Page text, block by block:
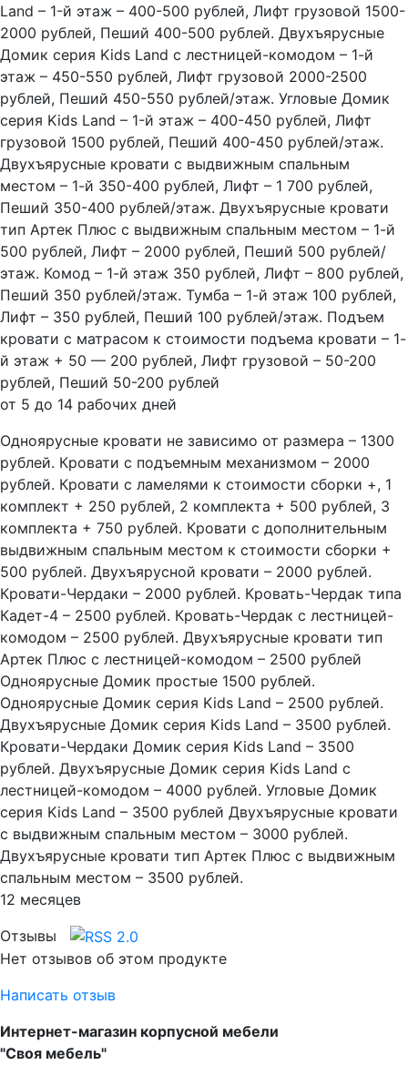
Land – 1-й этаж – 400-500 рублей, Лифт грузовой 1500-
2000 рублей, Пеший 400-500 рублей. Двухъярусные
Домик серия Kids Land с лестницей-комодом – 1-й
этаж – 450-550 рублей, Лифт грузовой 2000-2500
рублей, Пеший 450-550 рублей/этаж. Угловые Домик
серия Kids Land – 1-й этаж – 400-450 рублей, Лифт
грузовой 1500 рублей, Пеший 400-450 рублей/этаж.
Двухъярусные кровати с выдвижным спальным
местом – 1-й 350-400 рублей, Лифт – 1 700 рублей,
Пеший 350-400 рублей/этаж. Двухъярусные кровати
тип Артек Плюс с выдвижным спальным местом – 1-й
500 рублей, Лифт – 2000 рублей, Пеший 500 рублей/
этаж. Комод – 1-й этаж 350 рублей, Лифт – 800 рублей,
Пеший 350 рублей/этаж. Тумба – 1-й этаж 100 рублей,
Лифт – 350 рублей, Пеший 100 рублей/этаж. Подъем
кровати с матрасом к стоимости подъема кровати – 1-
й этаж + 50 — 200 рублей, Лифт грузовой – 50-200
рублей, Пеший 50-200 рублей
от 5 до 14 рабочих дней
Одноярусные кровати не зависимо от размера – 1300
рублей. Кровати с подъемным механизмом – 2000
рублей. Кровати с ламелями к стоимости сборки +, 1
комплект + 250 рублей, 2 комплекта + 500 рублей, 3
комплекта + 750 рублей. Кровати с дополнительным
выдвижным спальным местом к стоимости сборки +
500 рублей. Двухъярусной кровати – 2000 рублей.
Кровати-Чердаки – 2000 рублей. Кровать-Чердак типа
Кадет-4 – 2500 рублей. Кровать-Чердак с лестницей-
комодом – 2500 рублей. Двухъярусные кровати тип
Артек Плюс с лестницей-комодом – 2500 рублей
Одноярусные Домик простые 1500 рублей.
Одноярусные Домик серия Kids Land – 2500 рублей.
Двухъярусные Домик серия Kids Land – 3500 рублей.
Кровати-Чердаки Домик серия Kids Land – 3500
рублей. Двухъярусные Домик серия Kids Land с
лестницей-комодом – 4000 рублей. Угловые Домик
серия Kids Land – 3500 рублей Двухъярусные кровати
с выдвижным спальным местом – 3000 рублей.
Двухъярусные кровати тип Артек Плюс с выдвижным
спальным местом – 3500 рублей.
12 месяцев
Отзывы
Нет отзывов об этом продукте
Написать отзыв
Интернет-магазин корпусной мебели
"Своя мебель"